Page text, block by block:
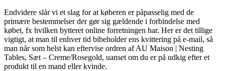
Endvidere slår vi et slag for at køberen er påpasselig med de
primære bestemmelser der gør sig gældende i forbindelse med
købet, fx hvilken bytteret online forretningen har. Her er det tillige
vigtigt, at man til enhver tid bibeholder ens kvittering på e-mail, så
man når som helst kan eftervise ordren af AU Maison | Nesting
Tables, Sæt – Creme/Rosegold, uanset om du er på udkig efter et
produkt til en mand eller kvinde.